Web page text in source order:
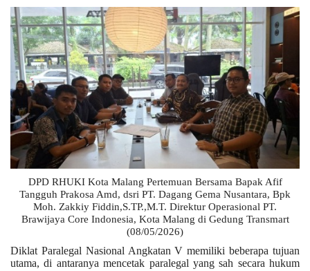
DPD RHUKI Kota Malang Pertemuan Bersama Bapak Afif
Tangguh Prakosa Amd, dsri PT. Dagang Gema Nusantara, Bpk
Moh. Zakkiy Fiddin,S.TP.,M.T. Direktur Operasional PT.
Brawijaya Core Indonesia, Kota Malang di Gedung Transmart
(08/05/2026)
Diklat Paralegal Nasional Angkatan V memiliki beberapa tujuan
utama, di antaranya mencetak paralegal yang sah secara hukum